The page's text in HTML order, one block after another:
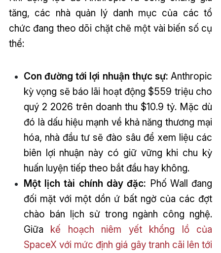
tăng, các nhà quản lý danh mục của các tổ
chức đang theo dõi chặt chẽ một vài biến số cụ
thể:
Con đường tới lợi nhuận thực sự: Anthropic
kỳ vọng sẽ báo lãi hoạt động $559 triệu cho
quý 2 2026 trên doanh thu $10.9 tỷ. Mặc dù
đó là dấu hiệu mạnh về khả năng thương mại
hóa, nhà đầu tư sẽ đào sâu để xem liệu các
biên lợi nhuận này có giữ vững khi chu kỳ
huấn luyện tiếp theo bắt đầu hay không.
Một lịch tài chính dày đặc: Phố Wall đang
đối mặt với một dồn ứ bất ngờ của các đợt
chào bán lịch sử trong ngành công nghệ.
Giữa kế hoạch niêm yết khổng lồ của
SpaceX với mức định giá gây tranh cãi lên tới